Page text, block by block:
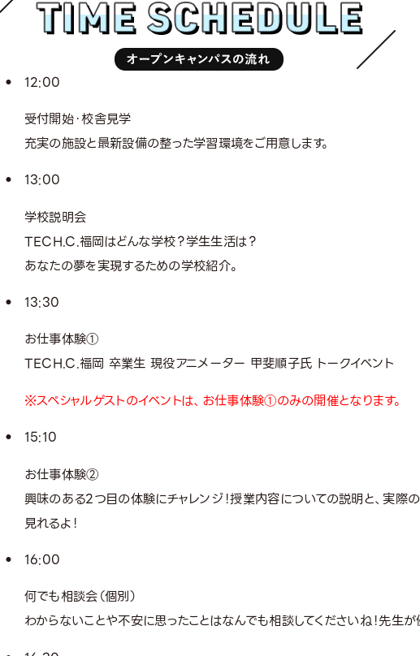
12:00
受付開始・校舎見学
充実の施設と最新設備の整った学習環境をご用意します。
13:00
学校説明会
TECH.C.福岡はどんな学校？学生生活は？
あなたの夢を実現するための学校紹介。
13:30
お仕事体験①
TECH.C.福岡 卒業生 現役アニメーター 甲斐順子氏 トークイベント
※スペシャルゲストのイベントは、お仕事体験①のみの開催となります。
15:10
お仕事体験②
興味のある2つ目の体験にチャレンジ！授業内容についての説明と、実際
見れるよ！
16:00
何でも相談会（個別）
わからないことや不安に思ったことはなんでも相談してくださいね！先生が